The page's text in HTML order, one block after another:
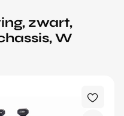
zwart,
W